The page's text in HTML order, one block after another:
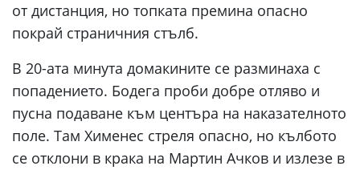
от дистанция, но топката премина опасно
покрай страничния стълб.
В 20-ата минута домакините се разминаха с
попадението. Бодега проби добре отляво и
пусна подаване към центъра на наказателното
поле. Там Хименес стреля опасно, но кълбото
се отклони в крака на Мартин Ачков и излезе в